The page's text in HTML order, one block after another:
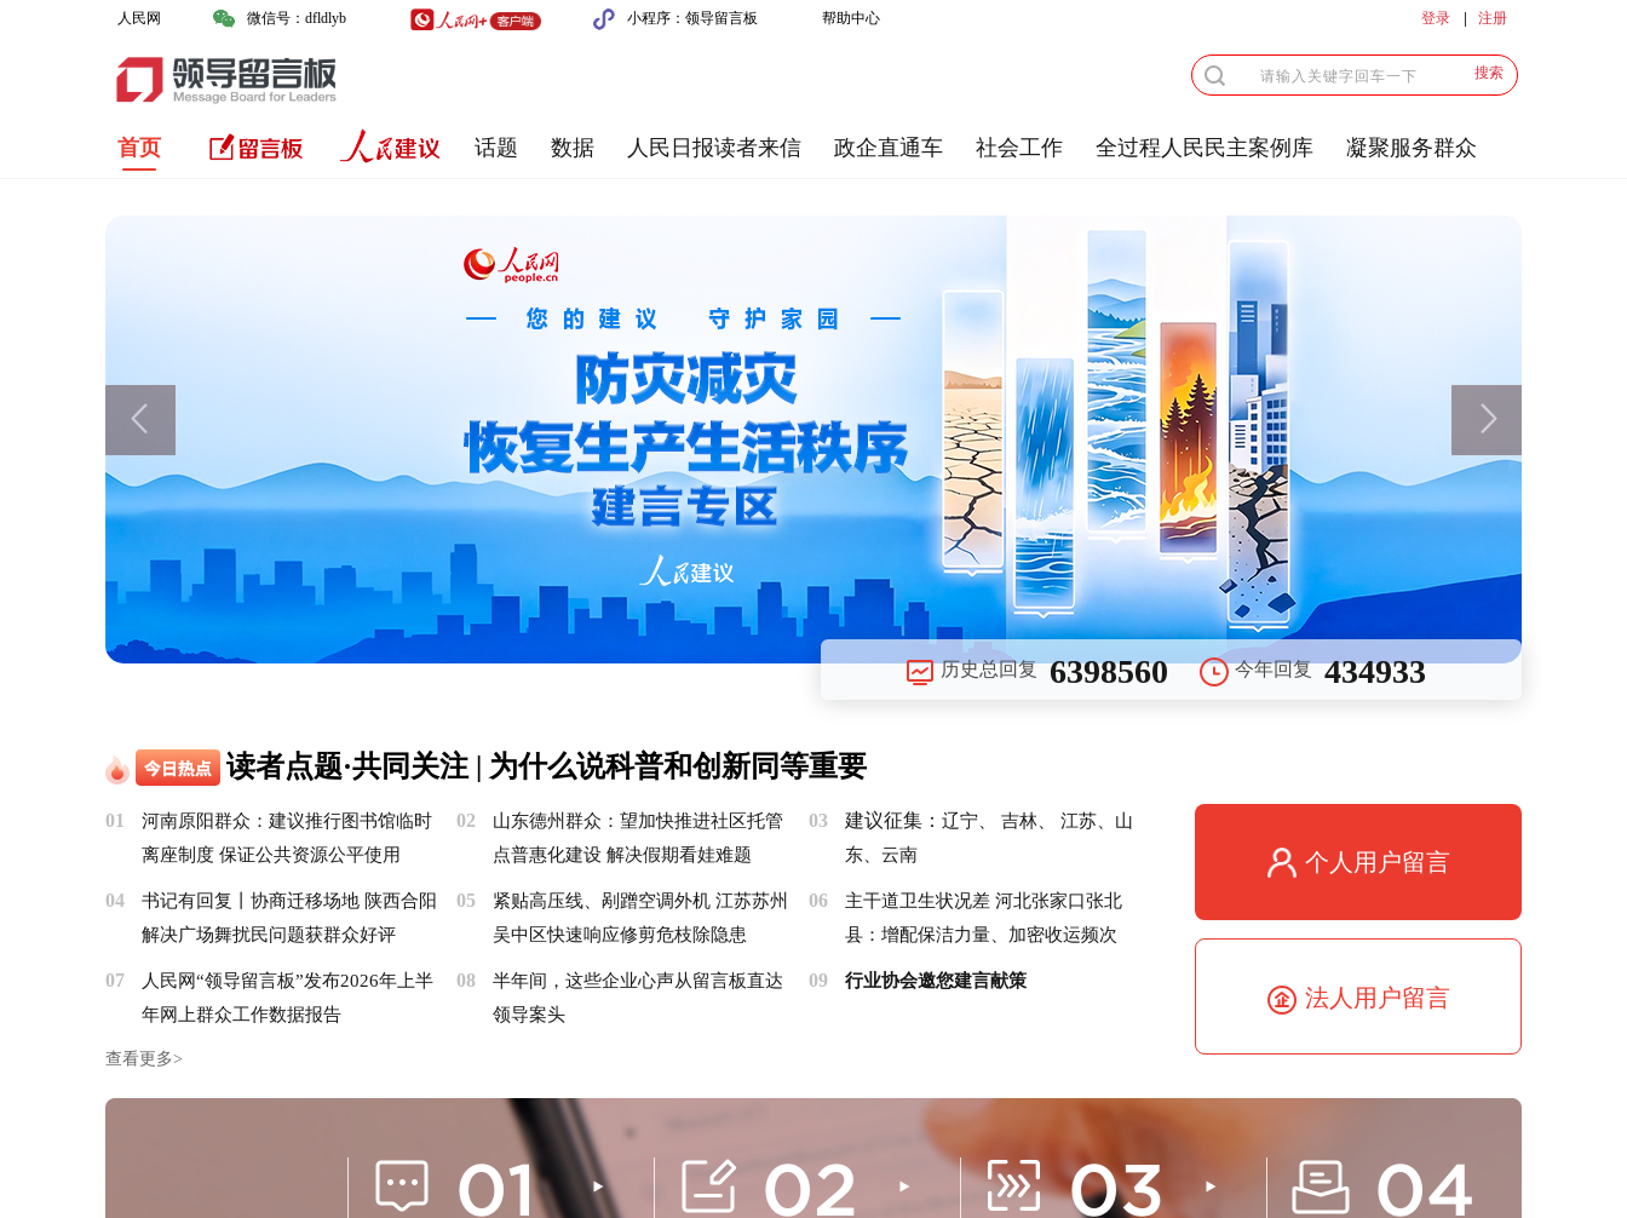
人民网 微信号：dfldlyb 小程序：领导留言板 帮助中心 登录 注册
搜索
首页 话题 数据 人民日报读者来信 政企直通车 社会工作 全过程人民民主案例库 凝聚服务群众
历史总回复 6398560 今年回复 434933
读者点题·共同关注 | 为什么说科普和创新同等重要
01
河南原阳群众：建议推行图书馆临时
离座制度 保证公共资源公平使用
02
山东德州群众：望加快推进社区托管
点普惠化建设 解决假期看娃难题
03 建议征集： 辽宁、 吉林、 江苏、 山
东、 云南
04
书记有回复丨协商迁移场地 陕西合阳
解决广场舞扰民问题获群众好评
05
紧贴高压线、剐蹭空调外机 江苏苏州
吴中区快速响应修剪危枝除隐患
06
主干道卫生状况差 河北张家口张北
县：增配保洁力量、加密收运频次
07
人民网“领导留言板”发布2026年上半
年网上群众工作数据报告
08
半年间，这些企业心声从留言板直达
领导案头
09 行业协会邀您建言献策
查看更多>
个人用户留言
法人用户留言